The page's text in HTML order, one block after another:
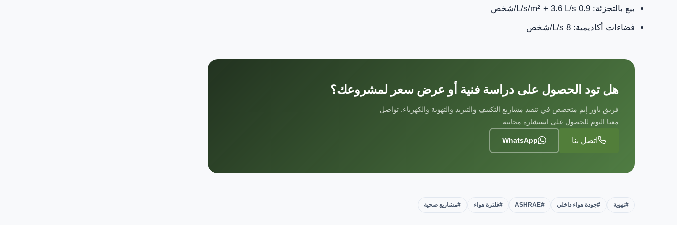
بيع بالتجزئة: 0.9 L/s/m² + 3.6 L/s/شخص
فضاءات أكاديمية: 8 L/s/شخص
هل تود الحصول على دراسة فنية أو عرض سعر لمشروعك؟
فريق باور إيم متخصص في تنفيذ مشاريع التكييف والتبريد والتهوية والكهرباء. تواصل
معنا اليوم للحصول على استشارة مجانية.
اتصل بنا WhatsApp
#تهوية #جودة هواء داخلي #ASHRAE #فلترة هواء #مشاريع صحية